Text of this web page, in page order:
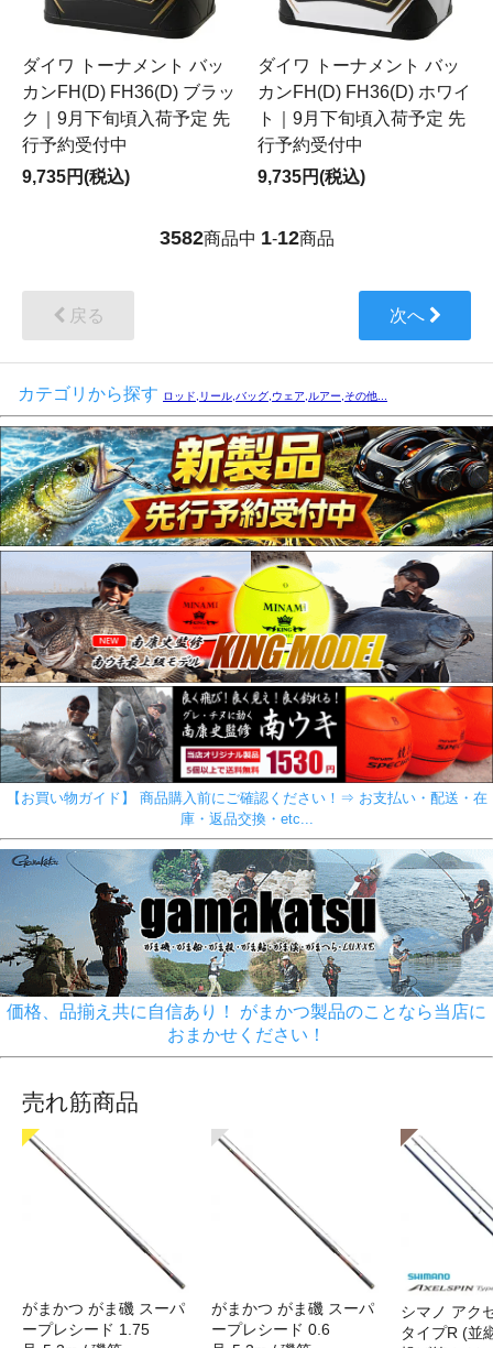
ダイワ トーナメント バッ
カンFH(D) FH36(D) ブラッ
ク｜9月下旬頃入荷予定 先
行予約受付中
9,735円(税込)
ダイワ トーナメント バッ
カンFH(D) FH36(D) ホワイ
ト｜9月下旬頃入荷予定 先
行予約受付中
9,735円(税込)
3582商品中 1-12商品
戻る 次へ
カテゴリから探す ロッド,リール,バッグ,ウェア,ルアー,その他...
【お買い物ガイド】 商品購入前にご確認ください！⇒ お支払い・配送・在
庫・返品交換・etc...
価格、品揃え共に自信あり！ がまかつ製品のことなら当店に
おまかせください！
売れ筋商品
がまかつ がま磯 スーパ
ープレシード 1.75
がまかつ がま磯 スーパ
ープレシード 0.6
シマノ アク
タイプR (並